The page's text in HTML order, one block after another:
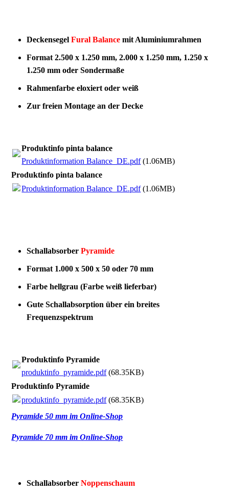
DeckensegelFural Balance mit Aluminiumrahmen
Format 2.500 x 1.250 mm, 2.000 x 1.250 mm, 1.250 x
1.250 mm oder Sondermaße
Rahmenfarbe eloxiert oder weiß
Zur freien Montage an der Decke
Produktinfo pinta balance
Produktinformation Balance_DE.pdf(1.06MB)
Produktinfo pinta balance
Produktinformation Balance_DE.pdf(1.06MB)
SchallabsorberPyramide
Format 1.000 x 500 x 50 oder 70 mm
Farbe hellgrau (Farbe weiß lieferbar)
Gute Schallabsorption über ein breites
Frequenzspektrum
Produktinfo Pyramide
produktinfo_pyramide.pdf(68.35KB)
Produktinfo Pyramide
produktinfo_pyramide.pdf(68.35KB)
Pyramide 50 mm im Online-Shop
Pyramide 70 mm im Online-Shop
SchallabsorberNoppenschaum